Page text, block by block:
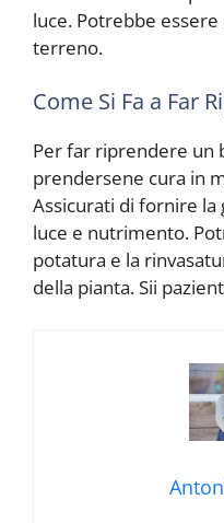
luce. Potrebbe
terreno.
Come Si Fa a Far
Per far riprendere un
prendersene cura in
Assicurati di fornire la
luce e nutrimento.
potatura e la
della pianta. Sii